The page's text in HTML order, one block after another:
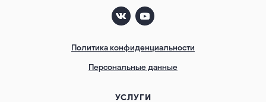
Политика конфиденциальности
Персональные данные
УСЛУГИ